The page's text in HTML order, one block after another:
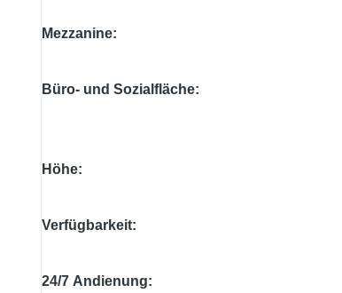
Mezzanine
Büro- und Sozialfläche
Höhe
Verfügbarkeit
24/7 Andienung